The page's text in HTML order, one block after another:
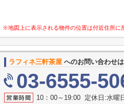
※地図上に表示される物件の位置は付近住所に
ラフィネ三軒茶屋 へのお問い合わせは
03-6555-
10：00～19:00 定休日:水曜